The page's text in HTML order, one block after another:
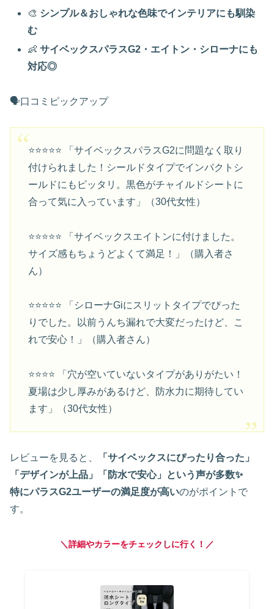
🎨 シンプル＆おしゃれな色味でインテリアにも馴染
む
👶サイベックスパラスG2・エイトン・シローナにも
対応◎
🗣️口コミピックアップ
⭐⭐⭐⭐⭐ 「サイベックスパラスG2に問題なく取り
付けられました！シールドタイプでインパクトシ
ールドにもピッタリ。黒色がチャイルドシートに
合って気に入っています」（30代女性）
⭐⭐⭐⭐⭐ 「サイベックスエイトンに付けました。
サイズ感もちょうどよくて満足！」（購入者さ
ん）
⭐⭐⭐⭐⭐ 「シローナGiにスリットタイプでぴった
りでした。以前うんち漏れで大変だったけど、こ
れで安心！」（購入者さん）
⭐⭐⭐⭐ 「穴が空いていないタイプがありがたい！
夏場は少し厚みがあるけど、防水力に期待してい
ます」（30代女性）
レビューを見ると、
「サイベックスにぴったり合った」
「デザインが上品」「防水で安心」という声が多数✨
特にパラスG2ユーザーの満足度が高いのがポイントで
す。
＼詳細やカラーをチェックしに行く！／